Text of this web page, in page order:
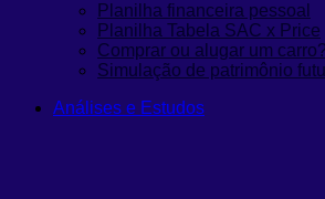
Planilha financeira pessoal
Planilha Tabela SAC x Price
Comprar ou alugar um carro?
Simulação de patrimônio
Análises e Estudos